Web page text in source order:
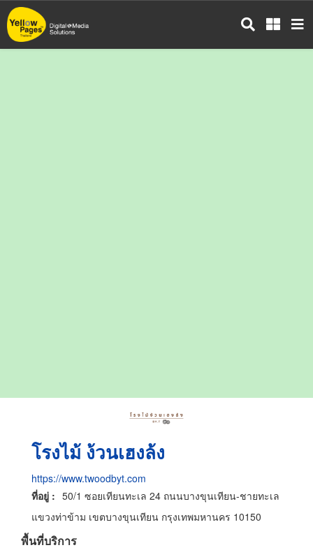
ข้าม
ไป
โรงไม้ ง้วนเฮงล้ง
https://www.twoodbyt.com
ที่อยู่ : 50/1 ซอยเทียนทะเล 24 ถนนบางขุนเทียน-ชายทะเล
แขวงท่าข้าม เขตบางขุนเทียน กรุงเทพมหานคร 10150
พื้นที่บริการ